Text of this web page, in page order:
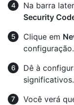
Na barra
Security
Clique em
configuração.
Dê à
significativos.
Você verá